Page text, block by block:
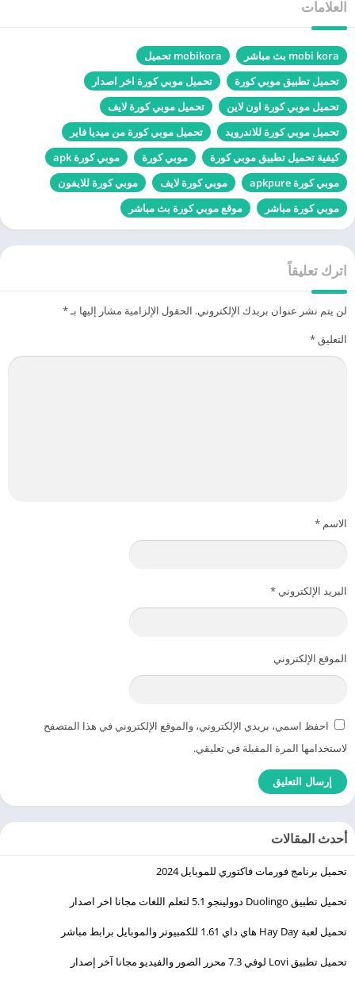
العلامات
mobi kora بث مباشر
mobikora تحميل
تحميل تطبيق موبي كورة
تحميل موبي كورة اخر اصدار
تحميل موبي كورة اون لاين
تحميل موبي كورة لايف
تحميل موبي كورة للاندرويد
تحميل موبي كورة من ميديا فاير
كيفية تحميل تطبيق موبي كورة
موبي كورة
موبي كورة apk
موبي كورة apkpure
موبي كورة لايف
موبي كورة للايفون
موبي كورة مباشر
موقع موبي كورة بث مباشر
اترك تعليقاً
لن يتم نشر عنوان بريدك الإلكتروني. الحقول الإلزامية مشار إليها بـ*
التعليق*
الاسم *
البريد الإلكتروني *
الموقع الإلكتروني
احفظ اسمي، بريدي الإلكتروني، والموقع الإلكتروني في هذا المتصفح
لاستخدامها المرة المقبلة في تعليقي.
أحدث المقالات
تحميل برنامج فورمات فاكتوري للموبايل 2024
تحميل تطبيق Duolingo ‏دوولينجو 5.1 لتعلم اللغات مجانا اخر اصدار
تحميل لعبة Hay Day هاي داي 1.61 للكمبيوتر والموبايل برابط مباشر
تحميل تطبيق Lovi لوفي 7.3 محرر الصور والفيديو مجانا آخر إصدار